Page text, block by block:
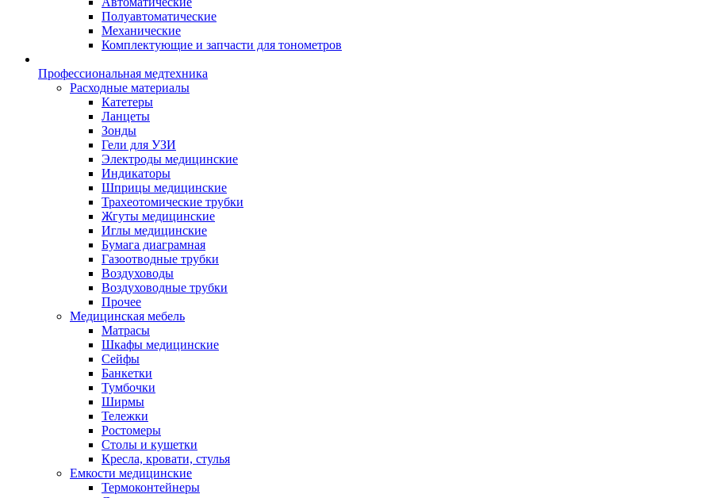
Полуавтоматические
Механические
Комплектующие и запчасти для тонометров
Профессиональная медтехника
Расходные материалы
Катетеры
Ланцеты
Зонды
Гели для УЗИ
Электроды медицинские
Индикаторы
Шприцы медицинские
Трахеотомические трубки
Жгуты медицинские
Иглы медицинские
Бумага диаграмная
Газоотводные трубки
Воздуховоды
Воздуховодные трубки
Прочее
Медицинская мебель
Матрасы
Шкафы медицинские
Сейфы
Банкетки
Тумбочки
Ширмы
Тележки
Ростомеры
Столы и кушетки
Кресла, кровати, стулья
Емкости медицинские
Термоконтейнеры